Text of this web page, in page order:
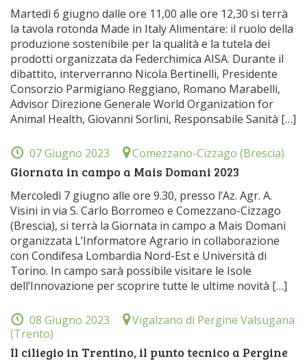
Martedì 6 giugno dalle ore 11,00 alle ore 12,30 si terrà
la tavola rotonda Made in Italy Alimentare: il ruolo della
produzione sostenibile per la qualità e la tutela dei
prodotti organizzata da Federchimica AISA. Durante il
dibattito, interverranno Nicola Bertinelli, Presidente
Consorzio Parmigiano Reggiano, Romano Marabelli,
Advisor Direzione Generale World Organization for
Animal Health, Giovanni Sorlini, Responsabile Sanità […]
07 Giugno 2023 Comezzano-Cizzago (Brescia)
Giornata in campo a Mais Domani 2023
Mercoledì 7 giugno alle ore 9.30, presso l’Az. Agr. A.
Visini in via S. Carlo Borromeo e Comezzano-Cizzago
(Brescia), si terrà la Giornata in campo a Mais Domani
organizzata L’Informatore Agrario in collaborazione
con Condifesa Lombardia Nord-Est e Università di
Torino. In campo sarà possibile visitare le Isole
dell’Innovazione per scoprire tutte le ultime novità […]
08 Giugno 2023
Vigalzano di Pergine Valsugana
(Trento)
Il ciliegio in Trentino, il punto tecnico a Pergine